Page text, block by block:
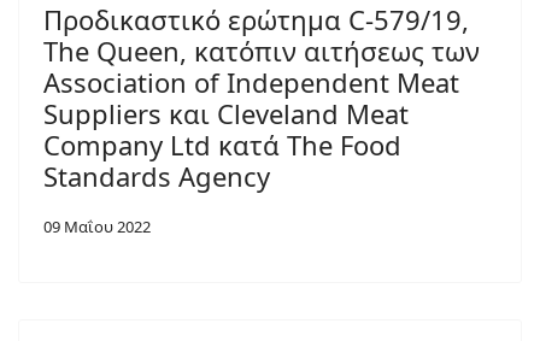
Προδικαστικό ερώτημα C-579/19,
The Queen, κατόπιν αιτήσεως των
Association of Independent Meat
Suppliers και Cleveland Meat
Company Ltd κατά The Food
Standards Agency
09 Μαΐου 2022